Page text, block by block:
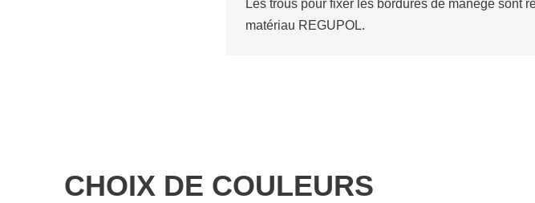
pour fixer les bordures de manège sont refermés par un cache fabriqué dans le même
CHOIX DE COULEURS